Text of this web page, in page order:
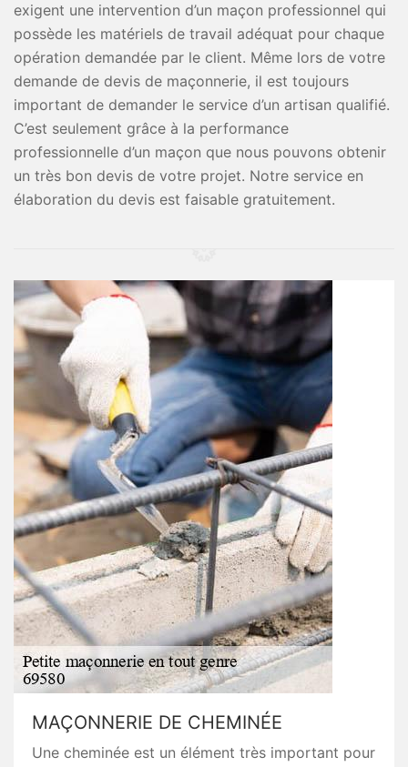
exigent une intervention d’un maçon professionnel qui
possède les matériels de travail adéquat pour chaque
opération demandée par le client. Même lors de votre
demande de devis de maçonnerie, il est toujours
important de demander le service d’un artisan qualifié.
C’est seulement grâce à la performance
professionnelle d’un maçon que nous pouvons obtenir
un très bon devis de votre projet. Notre service en
élaboration du devis est faisable gratuitement.
MAÇONNERIE DE CHEMINÉE
Une cheminée est un élément très important pour